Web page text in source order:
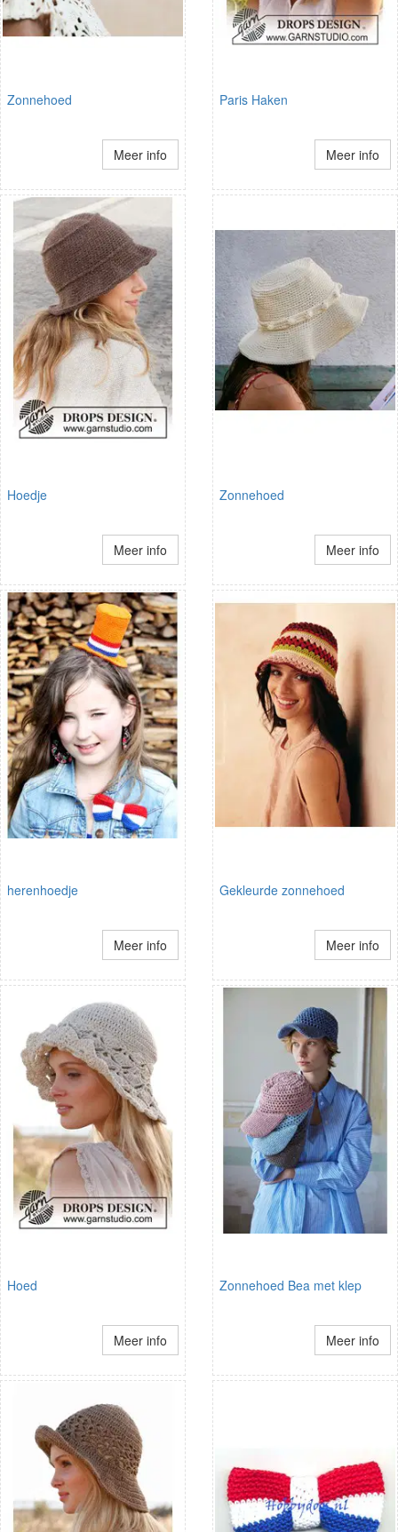
Zonnehoed
Meer info
Paris Haken
Meer info
Hoedje
Meer info
Zonnehoed
Meer info
herenhoedje
Meer info
Gekleurde zonnehoed
Meer info
Hoed
Meer info
Zonnehoed Bea met klep
Meer info